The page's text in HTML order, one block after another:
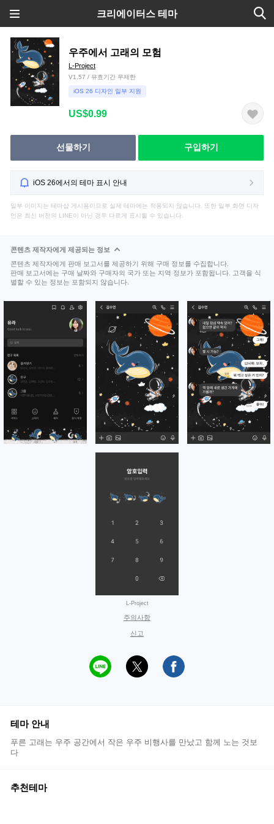
크리에이터스 테마
우주에서 고래의 모험
L-Project
V1.57 / 유효기간 무제한
iOS 26 디자인 일부 지원
US$0.99
선물하기 구입하기
iOS 26에서의 테마 표시 안내
일부 이미지는 테마샵 게시용이므로 실제 테마에는 적용되지 않습니다. 또한 일부 화면 디자
인은 최신 버전의 LINE이 아닌 경우 다르게 표시될 수 있습니다.
콘텐츠 제작자에게 제공되는 정보
콘텐츠 제작자에게 판매 보고서를 제공하기 위해 구매 정보를 수집합니다.
판매 보고서에는 구매 날짜와 구매자의 국가 또는 지역 정보가 포함됩니다. 고객을 식
별할 수 있는 정보는 포함되지 않습니다.
L-Project
주의사항
신고
테마 안내
푸른 고래는 우주 공간에서 작은 우주 비행사를 만났고 함께 노는 것보
다
추천테마